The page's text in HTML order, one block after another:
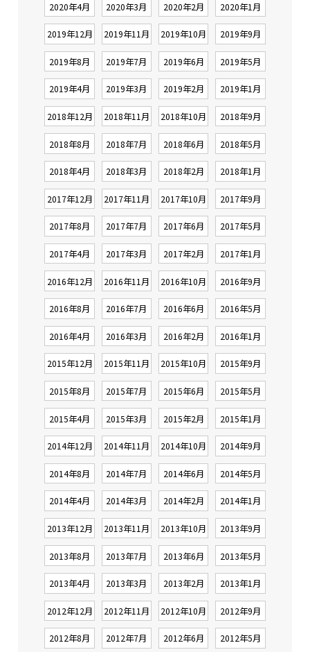
2020年4月 2020年3月 2020年2月 2020年1月
2019年12月 2019年11月 2019年10月 2019年9月
2019年8月 2019年7月 2019年6月 2019年5月
2019年4月 2019年3月 2019年2月 2019年1月
2018年12月 2018年11月 2018年10月 2018年9月
2018年8月 2018年7月 2018年6月 2018年5月
2018年4月 2018年3月 2018年2月 2018年1月
2017年12月 2017年11月 2017年10月 2017年9月
2017年8月 2017年7月 2017年6月 2017年5月
2017年4月 2017年3月 2017年2月 2017年1月
2016年12月 2016年11月 2016年10月 2016年9月
2016年8月 2016年7月 2016年6月 2016年5月
2016年4月 2016年3月 2016年2月 2016年1月
2015年12月 2015年11月 2015年10月 2015年9月
2015年8月 2015年7月 2015年6月 2015年5月
2015年4月 2015年3月 2015年2月 2015年1月
2014年12月 2014年11月 2014年10月 2014年9月
2014年8月 2014年7月 2014年6月 2014年5月
2014年4月 2014年3月 2014年2月 2014年1月
2013年12月 2013年11月 2013年10月 2013年9月
2013年8月 2013年7月 2013年6月 2013年5月
2013年4月 2013年3月 2013年2月 2013年1月
2012年12月 2012年11月 2012年10月 2012年9月
2012年8月 2012年7月 2012年6月 2012年5月